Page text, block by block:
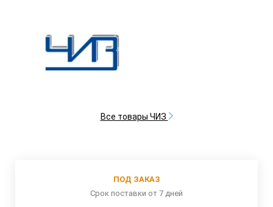
Все товары ЧИЗ
ПОД ЗАКАЗ
Срок поставки от 7 дней